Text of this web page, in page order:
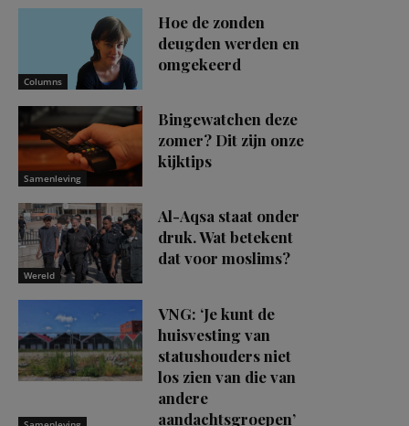
Columns
Hoe de zonden
deugden werden en
omgekeerd
Samenleving
Bingewatchen deze
zomer? Dit zijn onze
kijktips
Wereld
Al-Aqsa staat onder
druk. Wat betekent
dat voor moslims?
VNG: ‘Je kunt de
huisvesting van
statushouders niet
los zien van die van
andere
aandachtsgroepen’